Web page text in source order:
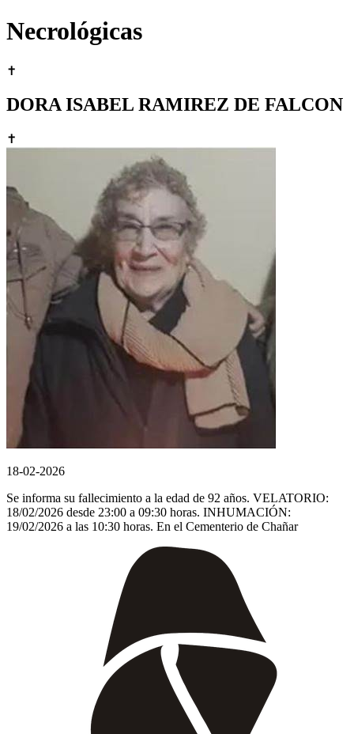
Necrológicas
✝
DORA ISABEL RAMIREZ DE FALCON
✝
18-02-2026
Se informa su fallecimiento a la edad de 92 años. VELATORIO:
18/02/2026 desde 23:00 a 09:30 horas. INHUMACIÓN:
19/02/2026 a las 10:30 horas. En el Cementerio de Chañar